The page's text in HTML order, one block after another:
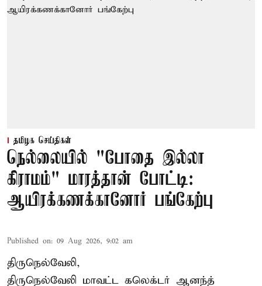
தமிழக செய்திகள்
நெல்லையில் "போதை இல்லா
கிராமம்" மாரத்தான் போட்டி:
ஆயிரக்கணக்கானோர் பங்கேற்பு
Published on: 09 Aug 2026, 9:02 am
திருநெல்வேலி,
திருநெல்வேலி மாவட்ட கலெக்டர் ஆனந்த்